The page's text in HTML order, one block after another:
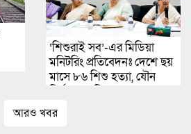
‘শিশুরাই সব’-এর মিডিয়া
মনিটরিং প্রতিবেদনঃ দেশে ছয়
মাসে ৮৬ শিশু হত্যা, যৌন
আরও খবর